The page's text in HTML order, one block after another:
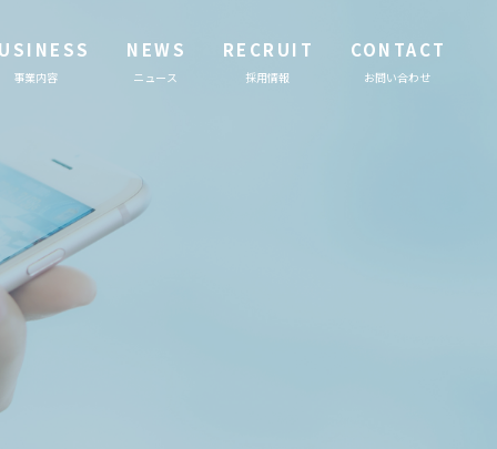
事業内容
NEWS
ニュース
RECRUIT
採用情報
CONTACT
お問い合わせ